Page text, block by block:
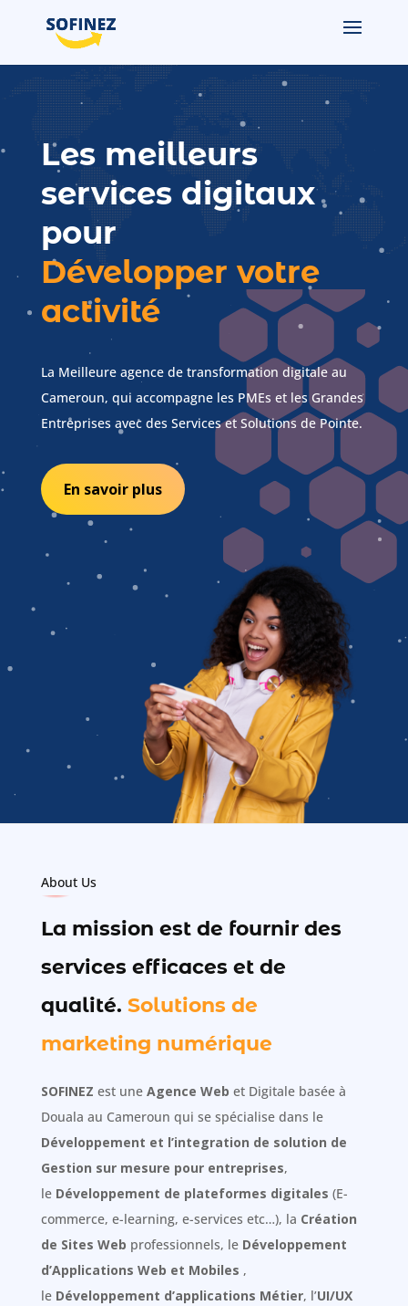
Les meilleurs
services digitaux
pour
Développer votre
activité
La Meilleure agence de transformation digitaleau
Cameroun, qui accompagne les PMEs et les Grandes
Entreprises avec des Services et Solutions de Pointe.
En savoir plus
About Us
La mission est de fournir des
services efficaces et de
qualité. Solutions de
marketing numérique
SOFINEZ est une Agence Web et Digitale basée à
Douala au Cameroun qui se spécialise dans le
Développement et l’integration de solution de
Gestion sur mesure pour entreprises,
le Développement de plateformes digitales (E-
commerce, e-learning, e-services etc…), la Création
de Sites Web professionnels, le Développement
d’Applications Web et Mobiles ,
le Développement d’applications Métier, l’UI/UX